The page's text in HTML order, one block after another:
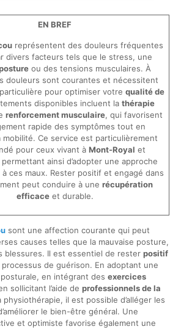
EN BREF
représentent des douleurs fréquentes
divers facteurs tels que le stress, une
ou des tensions musculaires. À
douleurs sont courantes et nécessitent
pour optimiser votrequalité de
disponibles incluent lathérapie
renforcement musculaire, qui favorisent
rapide des symptômes tout en
mobilité. Ce service est particulièrement
pour ceux vivant àMont-Royal et
permettant ainsi d’adopter une approche
ces maux. Rester positif et engagé dans
peut conduire à une récupération
efficaceet durable.
sont une affection courante qui peut
causes telles que la mauvaise posture,
blessures. Il est essentiel de rester positif
de guérison. En adoptant une
en intégrant des exercices
sollicitant l’aide de professionnels de la
il est possible d’alléger les
le bien-être général. Une
et optimiste favorise également une